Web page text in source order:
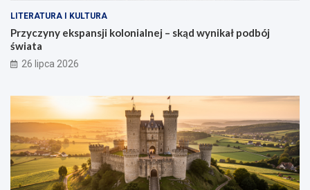
LITERATURA I KULTURA
Przyczyny ekspansji kolonialnej – skąd wynikał podbój
świata
26 lipca 2026